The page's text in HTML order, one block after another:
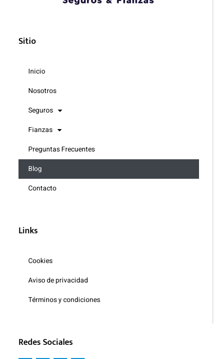
Sitio
Inicio
Nosotros
Seguros
Fianzas
Preguntas Frecuentes
Blog
Contacto
Links
Cookies
Aviso de privacidad
Términos y condiciones
Redes Sociales